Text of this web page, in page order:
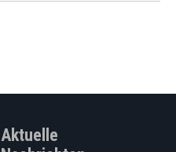
Aktuelle